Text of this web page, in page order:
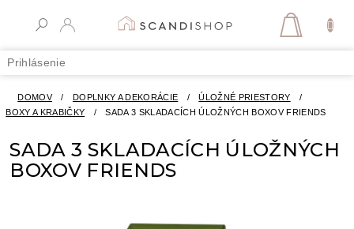
Prihlásenie
DOMOV / DOPLNKY A DEKORÁCIE / ÚLOŽNÉ PRIESTORY
/
BOXY A KRABIČKY
/ SADA 3 SKLADACÍCH ÚLOŽNÝCH BOXOV FRIENDS
SADA 3 SKLADACÍCH ÚLOŽNÝCH
BOXOV FRIENDS